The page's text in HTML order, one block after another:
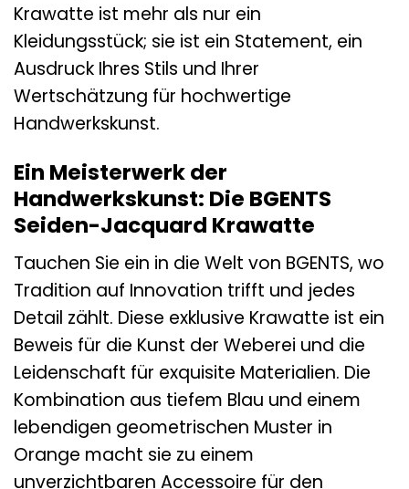
Krawatte ist mehr als nur ein
Kleidungsstück; sie ist ein Statement, ein
Ausdruck Ihres Stils und Ihrer
Wertschätzung für hochwertige
Handwerkskunst.
Ein Meisterwerk der
Handwerkskunst: Die BGENTS
Seiden-Jacquard Krawatte
Tauchen Sie ein in die Welt von BGENTS, wo
Tradition auf Innovation trifft und jedes
Detail zählt. Diese exklusive Krawatte ist ein
Beweis für die Kunst der Weberei und die
Leidenschaft für exquisite Materialien. Die
Kombination aus tiefem Blau und einem
lebendigen geometrischen Muster in
Orange macht sie zu einem
unverzichtbaren Accessoire für den